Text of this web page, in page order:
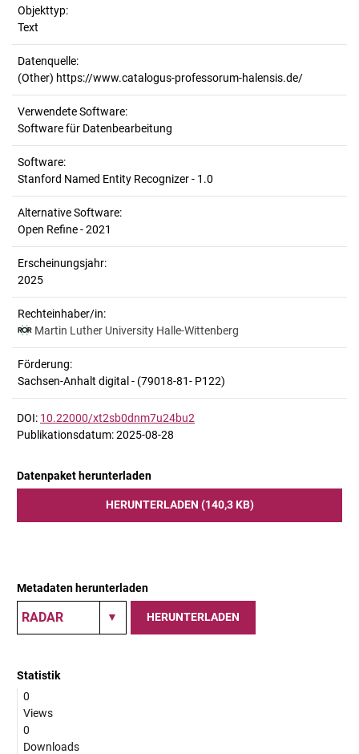
Objekttyp:
Text
Datenquelle:
(Other) https://www.catalogus-professorum-halensis.de/
Verwendete Software:
Software für Datenbearbeitung
Software:
Stanford Named Entity Recognizer - 1.0
Alternative Software:
Open Refine - 2021
Erscheinungsjahr:
2025
Rechteinhaber/in:
Martin Luther University Halle-Wittenberg
Förderung:
Sachsen-Anhalt digital - (79018-81- P122)
DOI: 10.22000/xt2sb0dnm7u24bu2
Publikationsdatum: 2025-08-28
Datenpaket herunterladen
HERUNTERLADEN (140,3 KB)
Metadaten herunterladen
HERUNTERLADEN
Statistik
0
Views
0
Downloads